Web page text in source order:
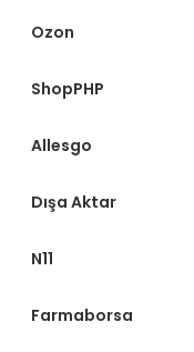
Ozon
ShopPHP
Allesgo
Dışa Aktar
N11
Farmaborsa